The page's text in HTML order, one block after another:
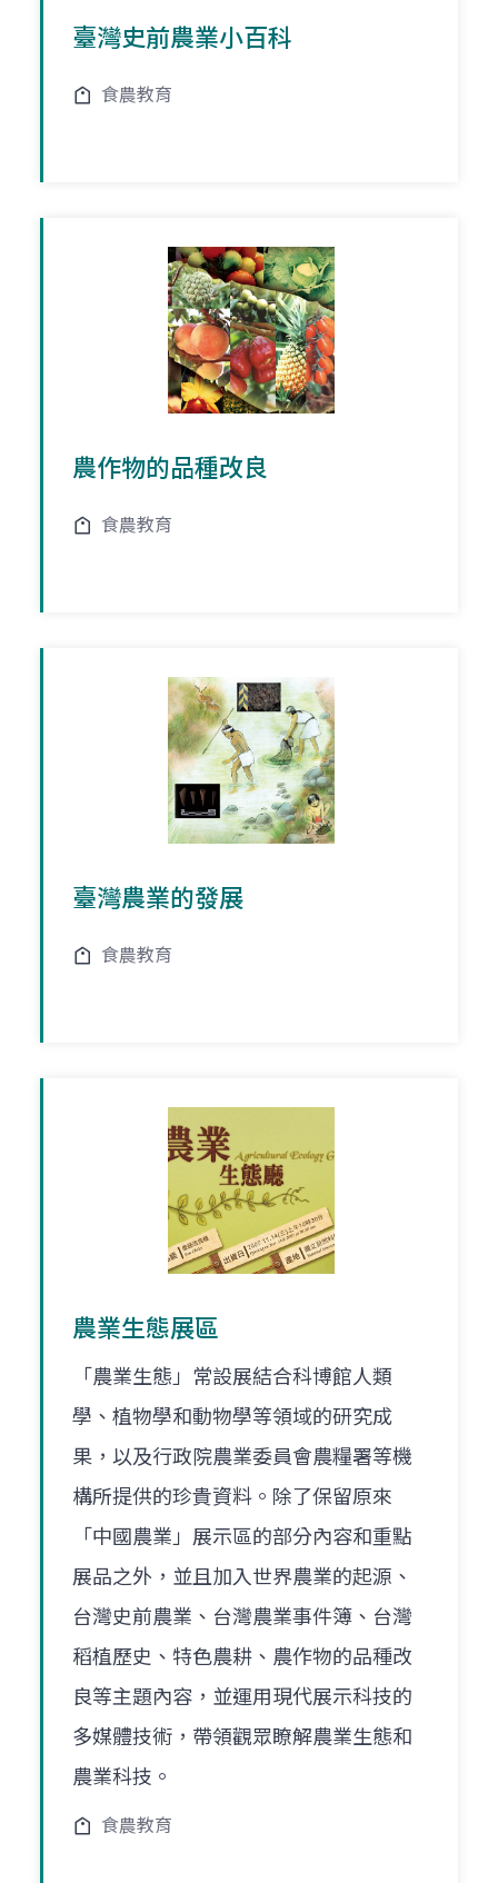
臺灣史前農業小百科
食農教育
農作物的品種改良
食農教育
臺灣農業的發展
食農教育
農業生態展區
「農業生態」常設展結合科博館人類
學、植物學和動物學等領域的研究成
果，以及行政院農業委員會農糧署等機
構所提供的珍貴資料。除了保留原來
「中國農業」展示區的部分內容和重點
展品之外，並且加入世界農業的起源、
台灣史前農業、台灣農業事件簿、台灣
稻植歷史、特色農耕、農作物的品種改
良等主題內容，並運用現代展示科技的
多媒體技術，帶領觀眾瞭解農業生態和
農業科技。
食農教育